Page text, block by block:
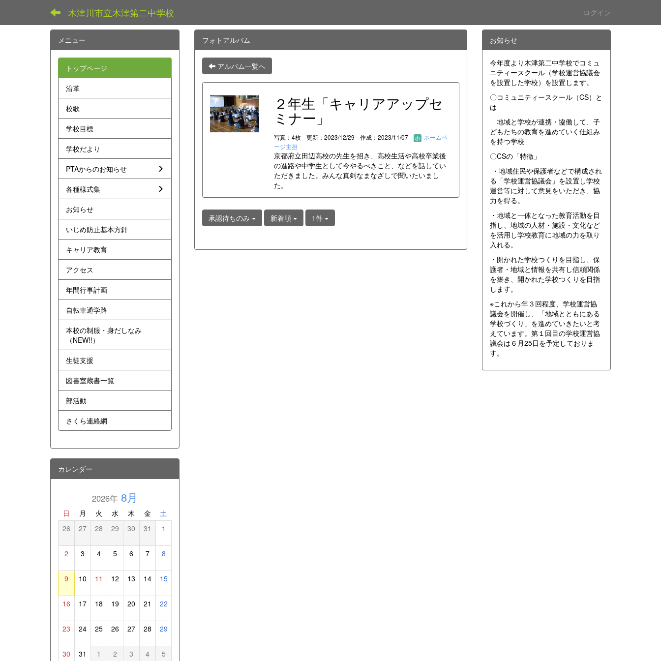
木津川市立木津第二中学校 ログイン
フォトアルバム
アルバム一覧へ
２年生「キャリアアップセ
ミナー」
写真：4枚 更新：2023/12/29 作成：2023/11/07
ホームペ
ージ主担
京都府立田辺高校の先生を招き、高校生活や高校卒業後
の進路や中学生として今やるべきこと、などを話してい
ただきました。みんな真剣なまなざしで聞いたいまし
た。
承認待ちのみ 新着順 1件
メニュー
トップページ
沿革
校歌
学校目標
学校だより
PTAからのお知らせ
各種様式集
お知らせ
いじめ防止基本方針
キャリア教育
アクセス
年間行事計画
自転車通学路
本校の制服・身だしなみ
（NEW!!）
生徒支援
図書室蔵書一覧
部活動
さくら連絡網
カレンダー
2026年8月
日 月 火 水 木 金 土
26 27 28 29 30 31 1
2 3 4 5 6 7 8
9 10 11 12 13 14 15
16 17 18 19 20 21 22
23 24 25 26 27 28 29
30 31 1 2 3 4 5
お知らせ
今年度より木津第二中学校でコミュ
ニティースクール（学校運営協議会
を設置した学校）を設置します。
〇コミュニティースクール（CS）と
は
地域と学校が連携・協働して、子
どもたちの教育を進めていく仕組み
を持つ学校
〇CSの「特徴」
・地域住民や保護者などで構成され
る「学校運営協議会」を設置し学校
運営等に対して意見をいただき、協
力を得る。
・地域と一体となった教育活動を目
指し、地域の人材・施設・文化など
を活用し学校教育に地域の力を取り
入れる。
・開かれた学校つくりを目指し、保
護者・地域と情報を共有し信頼関係
を築き、開かれた学校つくりを目指
します。
※これから年３回程度、学校運営協
議会を開催し、「地域とともにある
学校づくり」を進めていきたいと考
えています。第１回目の学校運営協
議会は６月25日を予定しておりま
す。